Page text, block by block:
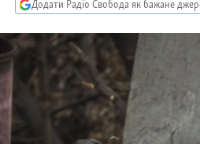
Додати Радіо Свобода як бажане